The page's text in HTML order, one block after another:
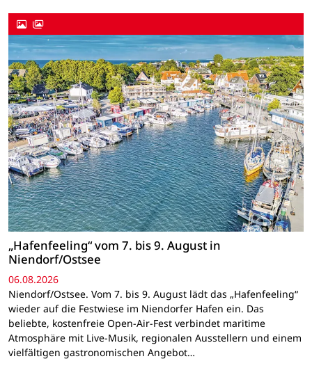
„Hafenfeeling“ vom 7. bis 9. August in
Niendorf/Ostsee
06.08.2026
Niendorf/Ostsee. Vom 7. bis 9. August lädt das „Hafenfeeling“
wieder auf die Festwiese im Niendorfer Hafen ein. Das
beliebte, kostenfreie Open-Air-Fest verbindet maritime
Atmosphäre mit Live-Musik, regionalen Ausstellern und einem
vielfältigen gastronomischen Angebot…